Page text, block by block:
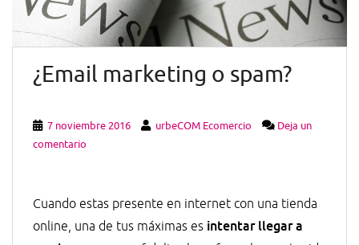
¿Email marketing o spam?
7 noviembre 2016 urbeCOM Ecomercio
Deja un
comentario
Cuando estas presente en internet con una tienda
online, una de tus máximas es intentar llegar a